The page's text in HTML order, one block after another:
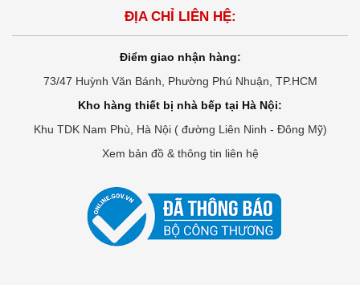
ĐỊA CHỈ LIÊN HỆ:
Điểm giao nhận hàng:
73/47 Huỳnh Văn Bánh, Phường Phú Nhuận, TP.HCM
Kho hàng thiết bị nhà bếp tại Hà Nội:
Khu TDK Nam Phù, Hà Nội ( đường Liên Ninh - Đông Mỹ)
Xem bản đồ & thông tin liên hệ